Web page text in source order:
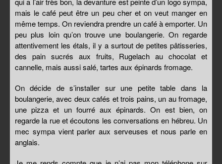
mais le café peut être un peu cher et on veut manger en
même temps. On reviendra prendre un café à emporter. Un
peu plus loin qu’on trouve une boulangerie. On regarde
attentivement les étals, il y a surtout de petites pâtisseries,
des pain sucrés aux fruits, Rugelach au chocolat et
cannelle, mais aussi salé, tartes aux épinards fromage.
On décide de s’installer sur une petite table dans la
boulangerie, avec deux cafés et trois pains, un au fromage,
une pizza et un fourré aux épinards. On est bien, on
regarde la rue et écoutons les conversations en hébreu. Un
mec sympa vient parler aux serveuses et nous parle en
anglais.